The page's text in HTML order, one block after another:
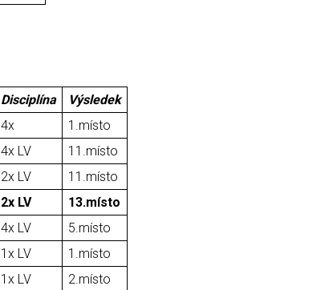
Disciplína
Výsledek
4x
1.místo
4x LV
11.místo
2x LV
11.místo
2x LV
13.místo
4x LV
5.místo
1x LV
1.místo
1x LV
2.místo